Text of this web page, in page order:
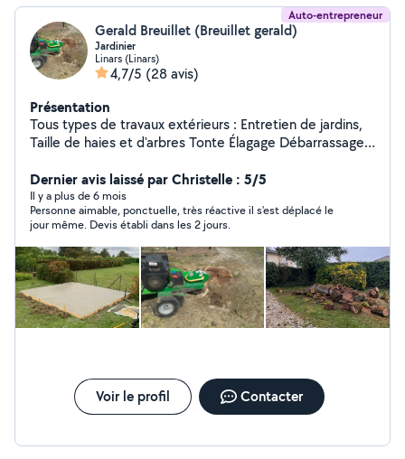
Auto-entrepreneur
Gerald Breuillet (Breuillet gerald)
Jardinier
Linars (Linars)
4,7/5 (28 avis)
Présentation
Tous types de travaux extérieurs : Entretien de jardins,
Taille de haies et d'arbres Tonte Élagage Débarrassage
disponible 7j/7j. Devis gratuit sur demande, n'hésitez pas
à me contacter pour toutes demandes Contactez moi
de préférence au 06/20/94/78/34
Dernier avis laissé par Christelle : 5/5
Il y a plus de 6 mois
Personne aimable, ponctuelle, très réactive il s'est déplacé le
jour même. Devis établi dans les 2 jours.
Voir le profil Contacter